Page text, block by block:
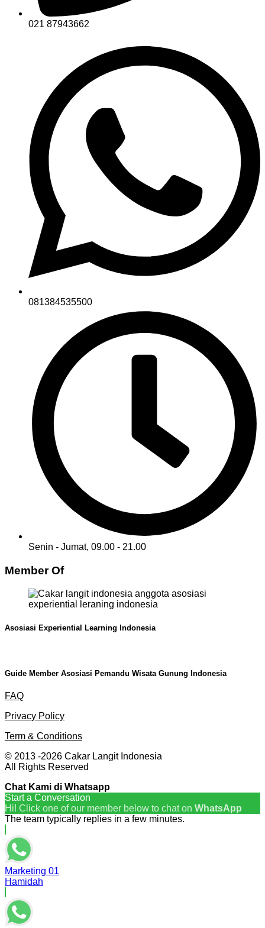
021 87943662
081384535500
Senin - Jumat, 09.00 - 21.00
Member Of
Asosiasi Experiential Learning Indonesia
Guide Member Asosiasi Pemandu Wisata Gunung Indonesia
FAQ
Privacy Policy
Term & Conditions
© 2013 -2026 Cakar Langit Indonesia
All Rights Reserved
Chat Kami di Whatsapp
Start a Conversation
Hi! Click one of our member below to chat on WhatsApp
The team typically replies in a few minutes.
Marketing 01
Hamidah